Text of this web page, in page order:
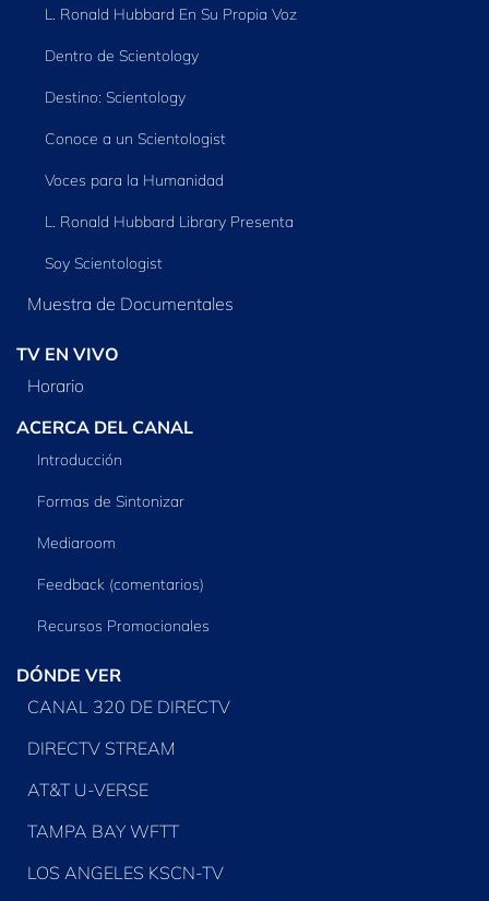
L. Ronald Hubbard En Su Propia Voz
Dentro de Scientology
Destino: Scientology
Conoce a un Scientologist
Voces para la Humanidad
L. Ronald Hubbard Library Presenta
Soy Scientologist
Muestra de Documentales
TV EN VIVO
Horario
ACERCA DEL CANAL
Introducción
Formas de Sintonizar
Mediaroom
Feedback (comentarios)
Recursos Promocionales
DÓNDE VER
CANAL 320 DE DIRECTV
DIRECTV STREAM
AT&T U-VERSE
TAMPA BAY WFTT
LOS ANGELES KSCN-TV